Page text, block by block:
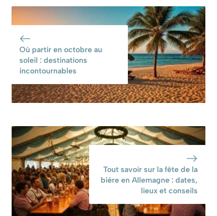
choisissez la
meilleure période
absolument
Où partir en octobre au
soleil : destinations
incontournables
Tout savoir sur la fête de la
bière en Allemagne : dates,
lieux et conseils